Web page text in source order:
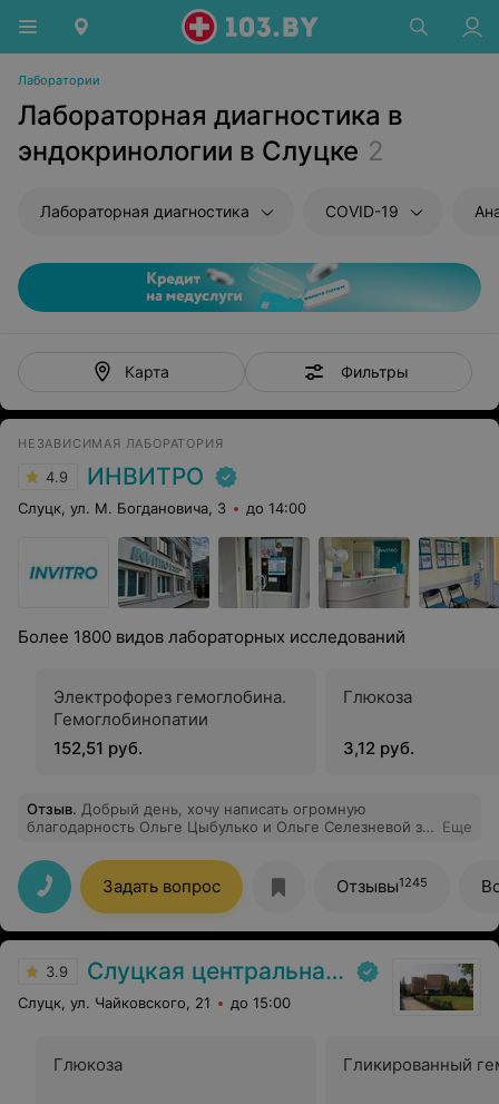
Лаборатории
Лабораторная диагностика в
эндокринологии в Слуцке 2
Лабораторная диагностика COVID-19
Карта Фильтры
НЕЗАВИСИМАЯ ЛАБОРАТОРИЯ
4.9 ИНВИТРО
Слуцк, ул. М. Богдановича, 3 до 14:00
Более 1800 видов лабораторных исследований
Электрофорез гемоглобина.
Гемоглобинопатии
152,51 руб.
Глюкоза
3,12 руб.
Отзыв. Добрый день, хочу написать огромную
благодарность Ольге Цыбулько и Ольге Селезневой за
Уже несколько раз сдавала анализы в Инвитро, и
каждый раз, когда там были эти 2 замечательные
девушки-все проходило очень замечательно. Они
встречают с улыбкой, а провожают с небольшими
советами, которые очень даже кстати.
Еще
Задать вопрос Отзывы1245
3.9 Слуцкая центральная районная больница
Слуцк, ул. Чайковского, 21 до 15:00
Глюкоза Гликированный